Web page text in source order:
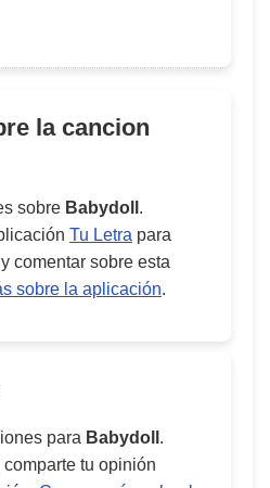
la cancion
sobre Babydoll .
Tu Letra para
comentar sobre esta
sobre la aplicación.
para Babydoll .
comparte tu opinión